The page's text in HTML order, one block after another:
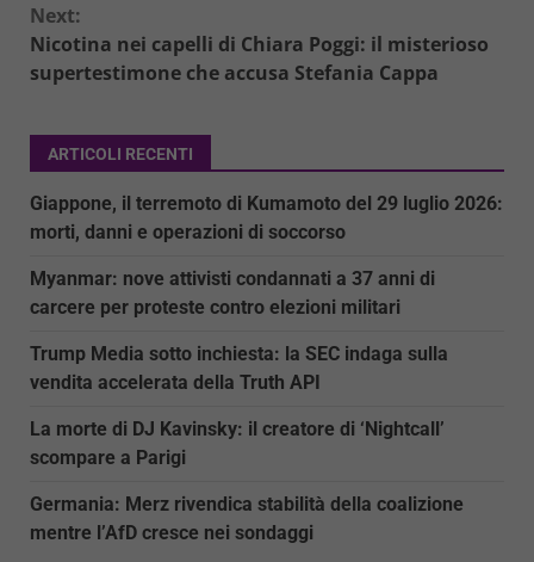
Next:
Nicotina nei capelli di Chiara Poggi: il misterioso
supertestimone che accusa Stefania Cappa
ARTICOLI RECENTI
Giappone, il terremoto di Kumamoto del 29 luglio 2026:
morti, danni e operazioni di soccorso
Myanmar: nove attivisti condannati a 37 anni di
carcere per proteste contro elezioni militari
Trump Media sotto inchiesta: la SEC indaga sulla
vendita accelerata della Truth API
La morte di DJ Kavinsky: il creatore di ‘Nightcall’
scompare a Parigi
Germania: Merz rivendica stabilità della coalizione
mentre l’AfD cresce nei sondaggi